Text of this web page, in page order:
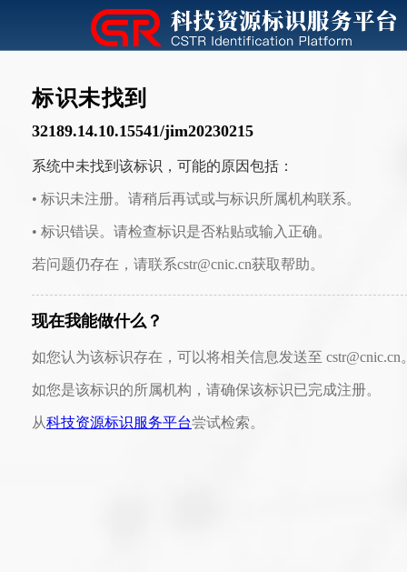
标识未找到
32189.14.10.15541/jim20230215
系统中未找到该标识，可能的原因包括：
• 标识未注册。请稍后再试或与标识所属机构联系。
• 标识错误。请检查标识是否粘贴或输入正确。
若问题仍存在，请联系cstr@cnic.cn获取帮助。
现在我能做什么？
如您认为该标识存在，可以将相关信息发送至 cstr@cnic.cn
如您是该标识的所属机构，请确保该标识已完成注册。
从科技资源标识服务平台尝试检索。